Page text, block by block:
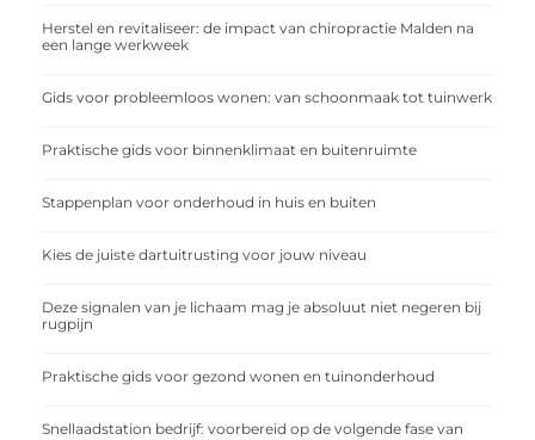
Herstel en revitaliseer: de impact van chiropractie Malden na
een lange werkweek
Gids voor probleemloos wonen: van schoonmaak tot tuinwerk
Praktische gids voor binnenklimaat en buitenruimte
Stappenplan voor onderhoud in huis en buiten
Kies de juiste dartuitrusting voor jouw niveau
Deze signalen van je lichaam mag je absoluut niet negeren bij
rugpijn
Praktische gids voor gezond wonen en tuinonderhoud
Snellaadstation bedrijf: voorbereid op de volgende fase van